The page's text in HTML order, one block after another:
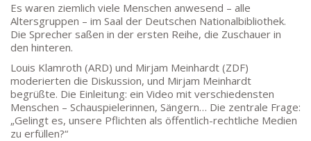
Es waren ziemlich viele Menschen anwesend – alle
Altersgruppen – im Saal der Deutschen Nationalbibliothek.
Die Sprecher saßen in der ersten Reihe, die Zuschauer in
den hinteren.
Louis Klamroth (ARD) und Mirjam Meinhardt (ZDF)
moderierten die Diskussion, und Mirjam Meinhardt
begrüßte. Die Einleitung: ein Video mit verschiedensten
Menschen – Schauspielerinnen, Sängern… Die zentrale Frage:
„Gelingt es, unsere Pflichten als öffentlich-rechtliche Medien
zu erfüllen?“